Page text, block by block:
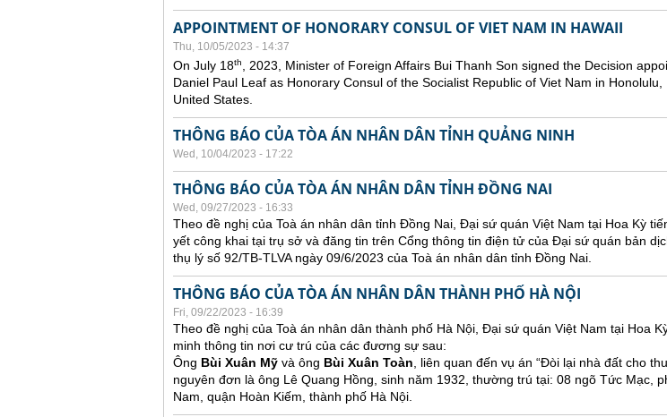
APPOINTMENT OF HONORARY CONSUL OF VIET NAM IN HAWAII
Thu, 10/05/2023 - 14:37
On July 18th
, 2023, Minister of Foreign Affairs Bui Thanh Son signed the Decision
Daniel Paul Leaf as Honorary Consul of the Socialist Republic of Viet Nam in Honolulu,
United States.
THÔNG BÁO CỦA TÒA ÁN NHÂN DÂN TỈNH QUẢNG NINH
Wed, 10/04/2023 - 17:22
THÔNG BÁO CỦA TÒA ÁN NHÂN DÂN TỈNH ĐỒNG NAI
Wed, 09/27/2023 - 16:33
Theo đề nghị của Toà án nhân dân tỉnh Đồng Nai, Đại sứ quán Việt Nam tại Hoa Kỳ
yết công khai tại trụ sở và đăng tin trên Cổng thông tin điện tử của Đại sứ quán bản
thụ lý số 92/TB-TLVA ngày 09/6/2023 của Toà án nhân dân tỉnh Đồng Nai.
THÔNG BÁO CỦA TÒA ÁN NHÂN DÂN THÀNH PHỐ HÀ NỘI
Fri, 09/22/2023 - 16:39
Theo đề nghị của Toà án nhân dân thành phố Hà Nội, Đại sứ quán Việt Nam tại Hoa
minh thông tin nơi cư trú của các đương sự sau:
Ông Bùi Xuân Mỹ và ông Bùi Xuân Toàn , liên quan đến vụ án “Đòi lại nhà đất cho
nguyên đơn là ông Lê Quang Hồng, sinh năm 1932, thường trú tại: 08 ngõ Tức Mạc,
Nam, quận Hoàn Kiếm, thành phố Hà Nội.